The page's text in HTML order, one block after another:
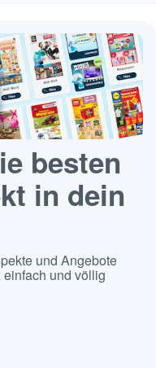
besten
in dein
und Angebote
und völlig